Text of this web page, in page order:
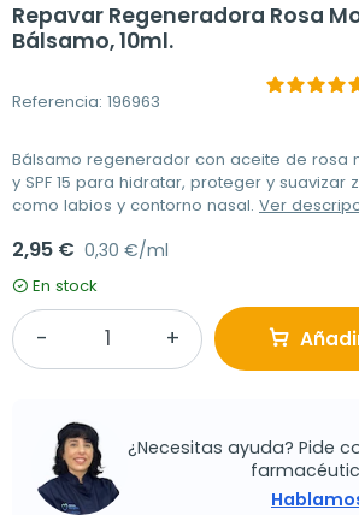
Repavar Regeneradora Rosa
Bálsamo, 10ml.
Referencia: 196963
Bálsamo regenerador con aceite de rosa
y SPF 15 para hidratar, proteger y suavizar
como labios y contorno nasal. Ver
2,95 € 0,30 €/ml
En stock
¿Necesitas ayuda? Pide